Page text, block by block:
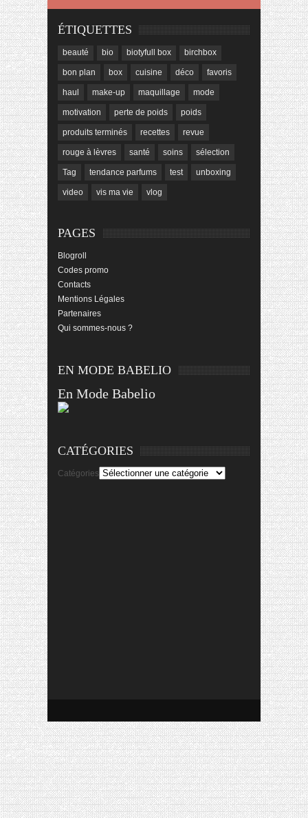
ÉTIQUETTES
beauté bio biotyfull box birchbox
bon plan box cuisine déco favoris
haul make-up maquillage mode
motivation perte de poids poids
produits terminés recettes revue
rouge à lèvres santé soins sélection
Tag tendance parfums test unboxing
video vis ma vie vlog
PAGES
Blogroll
Codes promo
Contacts
Mentions Légales
Partenaires
Qui sommes-nous ?
EN MODE BABELIO
En Mode Babelio
CATÉGORIES
Catégories